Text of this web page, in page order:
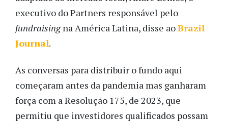
executivo do Partners responsável pelo
fundraisingna América Latina, disse aoBrazil
Journal.
As conversas para distribuir o fundo aqui
começaram antes da pandemia mas ganharam
força com a Resolução 175, de 2023, que
permitiu que investidores qualificados possam